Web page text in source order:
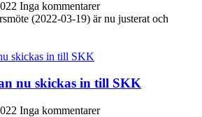
Inga kommentarer
(2022-03-19) är nu justerat och
nu skickas in till SKK
Inga kommentarer